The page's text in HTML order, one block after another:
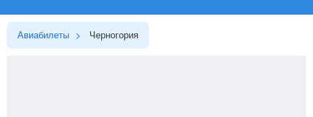
Авиабилеты Черногория